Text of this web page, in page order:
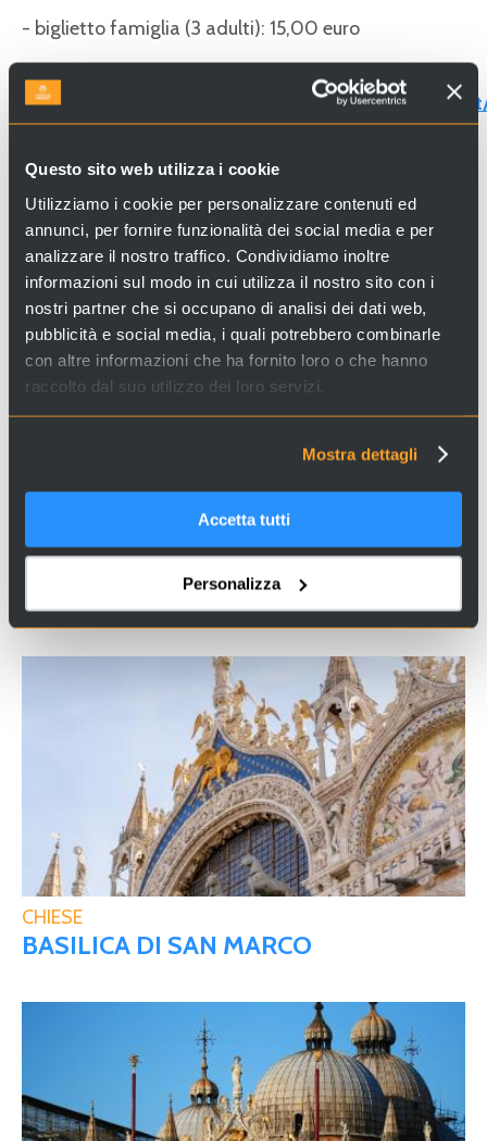
Questo sito web utilizza i cookie
Utilizziamo i cookie per personalizzare contenuti ed
annunci, per fornire funzionalità dei social media e per
analizzare il nostro traffico. Condividiamo inoltre
informazioni sul modo in cui utilizza il nostro sito con i
nostri partner che si occupano di analisi dei dati web,
pubblicità e social media, i quali potrebbero combinarle
con altre informazioni che ha fornito loro o che hanno
raccolto dal suo utilizzo dei loro servizi.
Mostra dettagli
Accetta tutti
Personalizza
- biglietto famiglia (3 adulti): 15,00 euro
Acquistabile al
sito: https://
skug...
Contatti:
Telefono: +39 041 2708311
Email:info@procuratoriasanmarco.it
Per qualsiasi altra informazione, visitate il sito web:
http://www.basilicasanmarco.it/basilica/campanile/
Indirizzo: Piazza San Marco - Venezia
POTREBBE INTERESSARTI …
CHIESE
BASILICA DI SAN MARCO